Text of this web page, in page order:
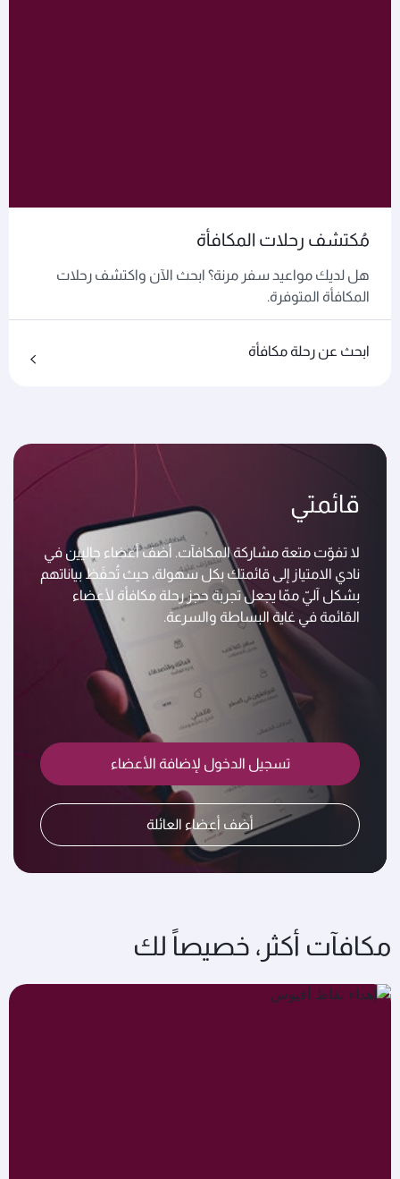
مُكتشف رحلات المكافأة
هل لديك مواعيد سفر مرنة؟ ابحث الآن واكتشف رحلات
المكافأة المتوفرة.
ابحث عن رحلة مكافأة
قائمتي
لا تفوّت متعة مشاركة المكافآت. أضف أعضاء حاليين في
نادي الامتياز إلى قائمتك بكل سهولة، حيث تُحفَظ بياناتهم
بشكل آليّ ممّا يجعل تجربة حجز رحلة مكافأة لأعضاء
القائمة في غاية البساطة والسرعة.
تسجيل الدخول لإضافة الأعضاء
أضف أعضاء العائلة
مكافآت أكثر، خصيصاً لك